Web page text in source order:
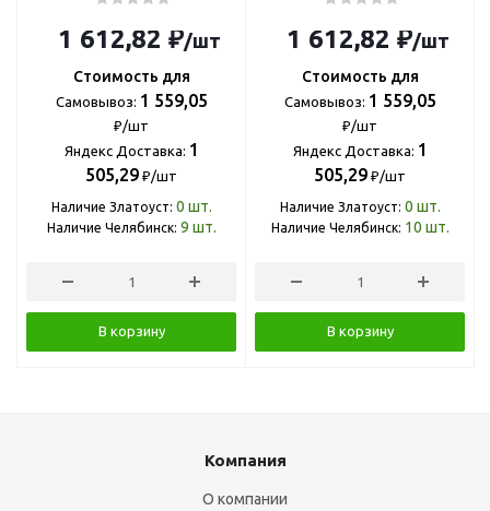
1 612,82 ₽/шт
Стоимость для
Самовывоз: 1 559,05
₽/шт
Яндекс Доставка: 1
505,29 ₽/шт
Наличие Златоуст: 0 шт.
Наличие Челябинск: 9 шт.
В корзину
1 612,82 ₽/шт
Стоимость для
Самовывоз: 1 559,05
₽/шт
Яндекс Доставка: 1
505,29 ₽/шт
Наличие Златоуст: 0 шт.
Наличие Челябинск: 10 шт.
В корзину
Компания
О компании